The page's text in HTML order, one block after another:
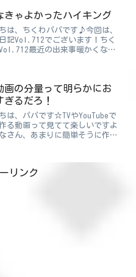
以外の休日はあまり何もしませ
起きてからダラダラ...
きゃよかったハイキング
は、ちくわパパです♪今回は、
記Vol.712でございます！ちく
最近の出来事暖かくなっ
てきま...
画の分量って明らかにお
ぎるだろ！
は、パパです☆TVやYouTubeで
る動画って見てて楽しいですよ
さん、あまりに簡単そうに作る
ね。ちくわパパなんで自分もで
と錯覚し...
リンク